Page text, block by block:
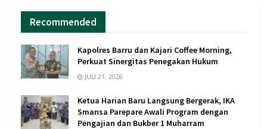
Recommended
Kapolres Barru dan Kajari Coffee Morning,
Perkuat Sinergitas Penegakan Hukum
JULI 21, 2026
Ketua Harian Baru Langsung Bergerak, IKA
Smansa Parepare Awali Program dengan
Pengajian dan Bukber 1 Muharram